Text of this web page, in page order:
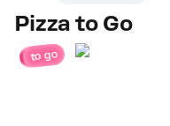
Pizza to Go
to go